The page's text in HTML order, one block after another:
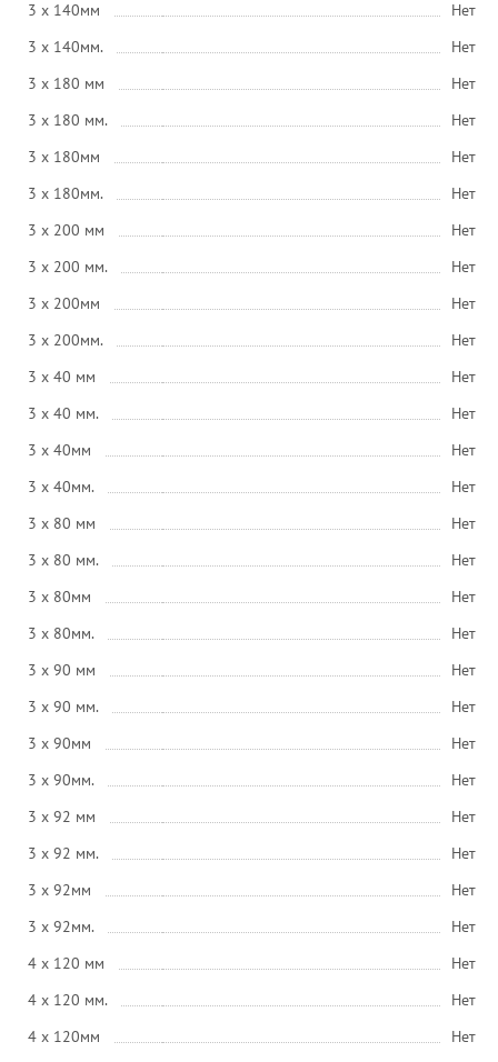
3 x 140мм
Нет
3 x 140мм.
Нет
3 x 180 мм
Нет
3 x 180 мм.
Нет
3 x 180мм
Нет
3 x 180мм.
Нет
3 x 200 мм
Нет
3 x 200 мм.
Нет
3 x 200мм
Нет
3 x 200мм.
Нет
3 x 40 мм
Нет
3 x 40 мм.
Нет
3 x 40мм
Нет
3 x 40мм.
Нет
3 x 80 мм
Нет
3 x 80 мм.
Нет
3 x 80мм
Нет
3 x 80мм.
Нет
3 x 90 мм
Нет
3 x 90 мм.
Нет
3 x 90мм
Нет
3 x 90мм.
Нет
3 x 92 мм
Нет
3 x 92 мм.
Нет
3 x 92мм
Нет
3 x 92мм.
Нет
4 x 120 мм
Нет
4 x 120 мм.
Нет
4 x 120мм
Нет